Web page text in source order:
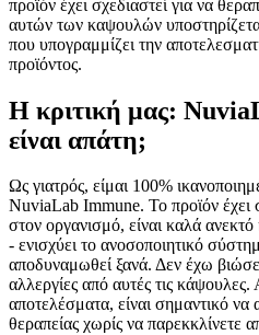
προϊόν έχει σχεδιαστεί για να
αυτών των καψουλών
που υπογραμμίζει την
προϊόντος.
Η κριτική μας:
είναι απάτη;
Ως γιατρός, είμαι 100%
NuviaLab Immune. Το προϊόν έχει
στον οργανισμό, είναι καλά ανεκτό
- ενισχύει το ανοσοποιητικό
αποδυναμωθεί ξανά. Δεν έχω
αλλεργίες από αυτές τις κάψουλες.
αποτελέσματα, είναι σημαντικό να
θεραπείας χωρίς να παρεκκλίνετε